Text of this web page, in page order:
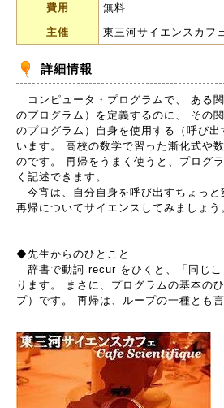
費用
無料
主催
東三河サイエンスカフ
詳細情報
コンピュータ・プログラムで、 ある
のプログラム）を定義するのに、 その
のプログラム）自身を使用する（呼び
います。 高校の数学で習った漸化式や
のです。 再帰をうまく使うと、プログ
く記述できます。
今宵は、自分自身を呼び出すちょっと
再帰についてサイエンスしてみましょう
◆先生からのひとこと
辞書で動詞 recur をひくと、「同じこ
ります。 まさに、プログラムの基本の
プ）です。 再帰は、ループの一種とも